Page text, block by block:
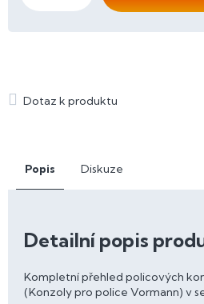
Popis Diskuze
Detailní popis
Kompletní přehled policových
(Konzoly pro police Vormann) v